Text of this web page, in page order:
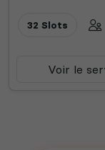
32 Slots
Voir le